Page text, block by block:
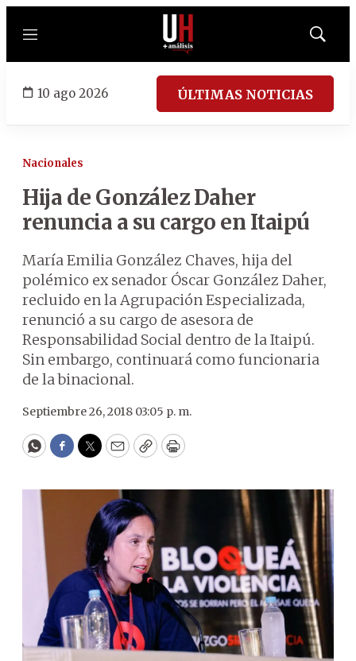
Menú
Mostrar
10 ago 2026 ÚLTIMAS NOTICIAS
Nacionales
Hija de González Daher
renuncia a su cargo en Itaipú
María Emilia González Chaves, hija del
polémico ex senador Óscar González Daher,
recluido en la Agrupación Especializada,
renunció a su cargo de asesora de
Responsabilidad Social dentro de la Itaipú.
Sin embargo, continuará como funcionaria
de la binacional.
Septiembre 26, 2018 03:05 p. m.
WhatsApp
Facebook
Twitter
EmailCopyPrint